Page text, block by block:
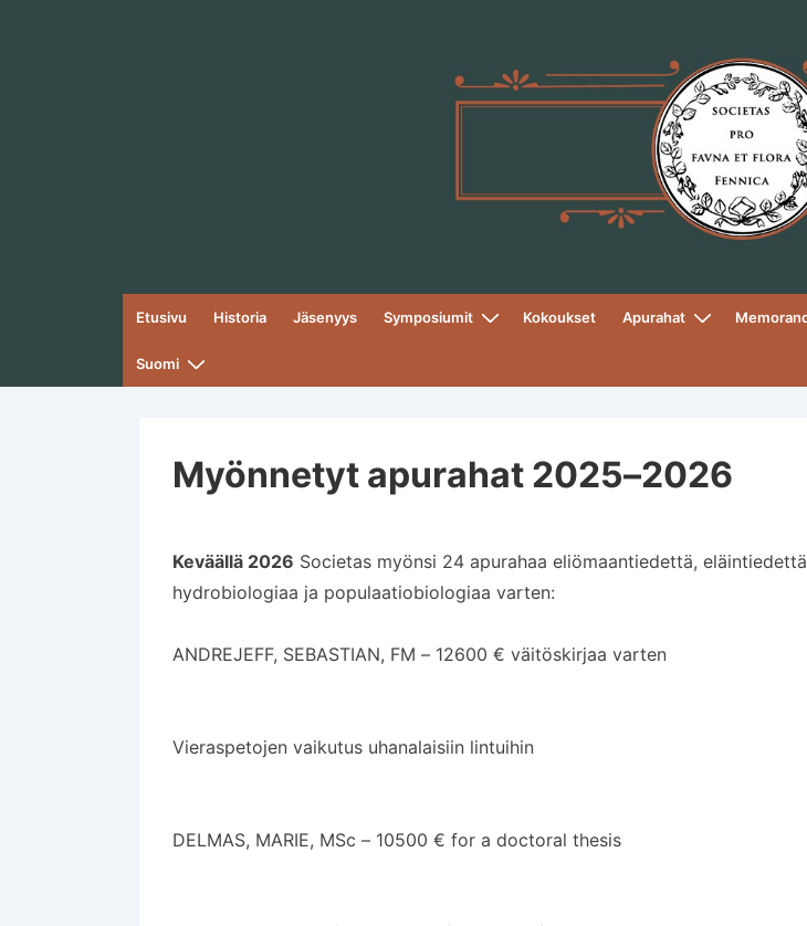
Päänavigaatio
Etusivu Historia Jäsenyys Symposiumit Kokoukset Apurahat
Suomi
Myönnetyt apurahat 2025–2026
Keväällä 2026 Societas myönsi 24 apurahaa eliömaantiedettä,
hydrobiologiaa ja populaatiobiologiaa varten:
ANDREJEFF, SEBASTIAN, FM – 12600 € väitöskirjaa varten
Vieraspetojen vaikutus uhanalaisiin lintuihin
DELMAS, MARIE, MSc – 10500 € for a doctoral thesis